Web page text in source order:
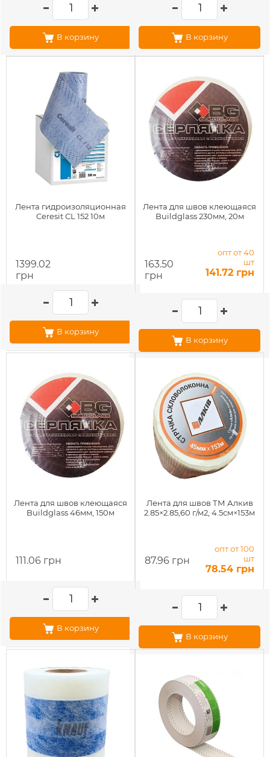
В корзину В корзину
Лента гидроизоляционная
Ceresit CL 152 10м
1399.02
грн
В корзину
Лента для швов клеющаяся
Buildglass 230мм, 20м
163.50
грн
опт от 40
шт
141.72 грн
В корзину
Лента для швов клеющаяся
Buildglass 46мм, 150м
111.06 грн
В корзину
Лента для швов ТМ Алкив
2.85×2.85,60 г/м2, 4.5см×153м
87.96 грн
опт от 100
шт
78.54 грн
В корзину